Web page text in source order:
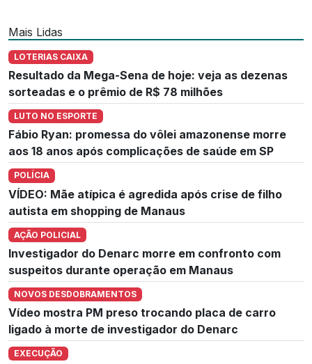
Mais Lidas
LOTERIAS CAIXA
Resultado da Mega-Sena de hoje: veja as dezenas
sorteadas e o prêmio de R$ 78 milhões
LUTO NO ESPORTE
Fábio Ryan: promessa do vôlei amazonense morre
aos 18 anos após complicações de saúde em SP
POLÍCIA
VÍDEO: Mãe atípica é agredida após crise de filho
autista em shopping de Manaus
AÇÃO POLICIAL
Investigador do Denarc morre em confronto com
suspeitos durante operação em Manaus
NOVOS DESDOBRAMENTOS
Vídeo mostra PM preso trocando placa de carro
ligado à morte de investigador do Denarc
EXECUÇÃO